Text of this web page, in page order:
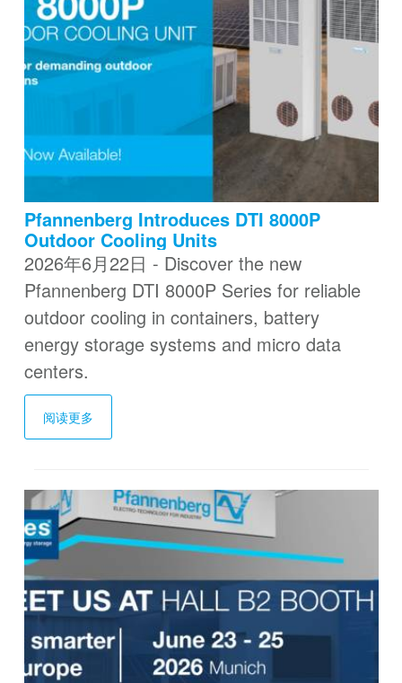
Pfannenberg Introduces DTI 8000P
Outdoor Cooling Units
2026年6月22日 - Discover the new
Pfannenberg DTI 8000P Series for reliable
outdoor cooling in containers, battery
energy storage systems and micro data
centers.
阅读更多